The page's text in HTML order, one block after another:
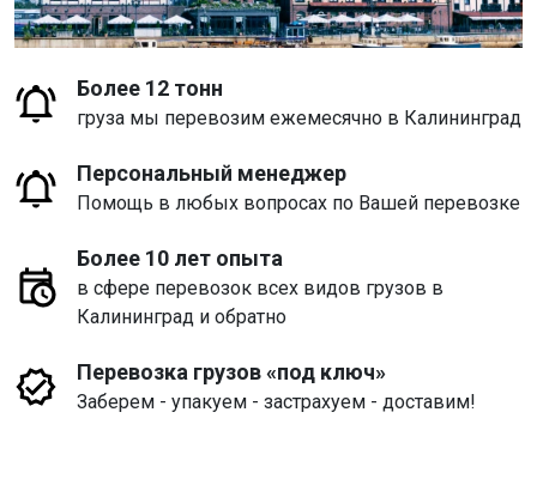
Более 12 тонн
груза мы перевозим ежемесячно в Калининград
Персональный менеджер
Помощь в любых вопросах по Вашей перевозке
Более 10 лет опыта
в сфере перевозок всех видов грузов в
Калининград и обратно
Перевозка грузов «под ключ»
Заберем - упакуем - застрахуем - доставим!